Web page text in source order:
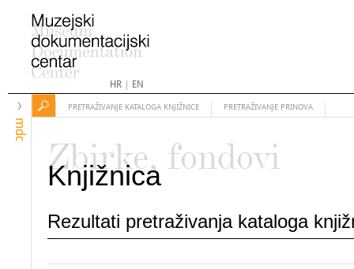
HR| EN
mdc
PRETRAŽIVANJE KATALOGA KNJIŽNICE PRETRAŽIVANJE PRINOVA
Zbirke, fondovi
Knjižnica
Rezultati pretraživanja kataloga